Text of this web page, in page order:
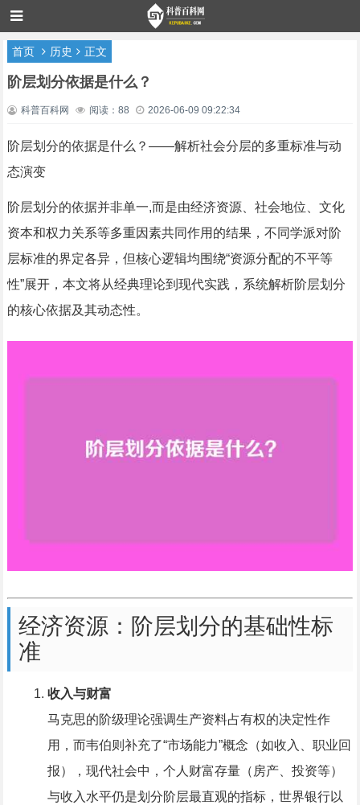
首页 历史 正文
阶层划分依据是什么？
科普百科网 阅读：88 2026-06-09 09:22:34
阶层划分的依据是什么？——解析社会分层的多重标准与动
态演变
阶层划分的依据并非单一,而是由经济资源、社会地位、文化
资本和权力关系等多重因素共同作用的结果，不同学派对阶
层标准的界定各异，但核心逻辑均围绕“资源分配的不平等
性”展开，本文将从经典理论到现代实践，系统解析阶层划分
的核心依据及其动态性。
经济资源：阶层划分的基础性标
准
收入与财富
马克思的阶级理论强调生产资料占有权的决定性作
用，而韦伯则补充了“市场能力”概念（如收入、职业回
报），现代社会中，个人财富存量（房产、投资等）
与收入水平仍是划分阶层最直观的指标，世界银行以